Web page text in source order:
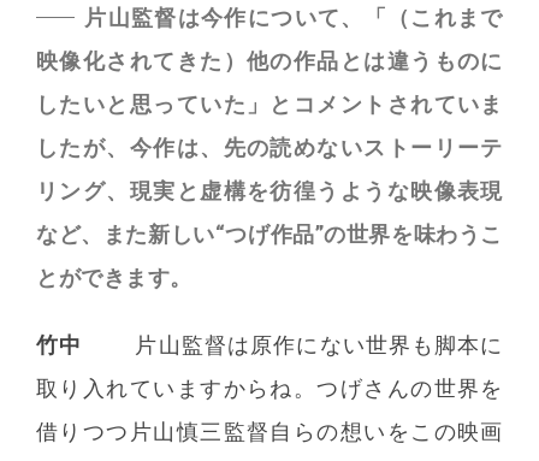
片山監督は今作について、「（これまで
映像化されてきた）他の作品とは違うものに
したいと思っていた」とコメントされていま
したが、今作は、先の読めないストーリーテ
リング、現実と虚構を彷徨うような映像表現
など、また新しい“つげ作品”の世界を味わうこ
とができます。
竹中
片山監督は原作にない世界も脚本に
取り入れていますからね。つげさんの世界を
借りつつ片山慎三監督自らの想いをこの映画